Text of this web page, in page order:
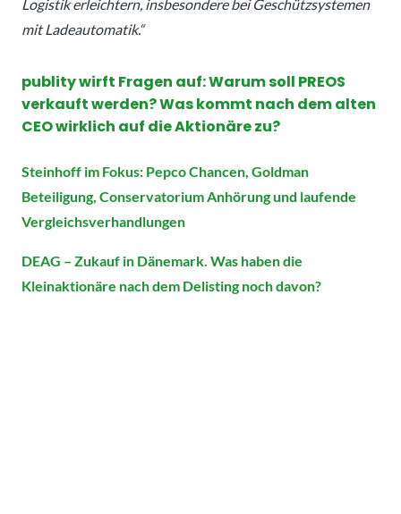
Logistik erleichtern, insbesondere bei Geschützsystemen
mit Ladeautomatik.“
publity wirft Fragen auf: Warum soll PREOS
verkauft werden? Was kommt nach dem alten
CEO wirklich auf die Aktionäre zu?
Steinhoff im Fokus: Pepco Chancen, Goldman
Beteiligung, Conservatorium Anhörung und laufende
Vergleichsverhandlungen
DEAG – Zukauf in Dänemark. Was haben die
Kleinaktionäre nach dem Delisting noch davon?